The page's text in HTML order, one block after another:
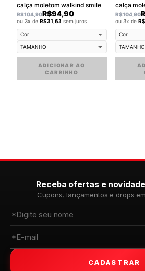
calça moletom walkind smile
R$104,90R$94,90
ou 3x de R$31,63 sem juros
ADICIONAR AO
CARRINHO
calça
R$104,90
ou 3x de
Receba ofertas e
Cupons, lançamentos e drops
CADASTRAR